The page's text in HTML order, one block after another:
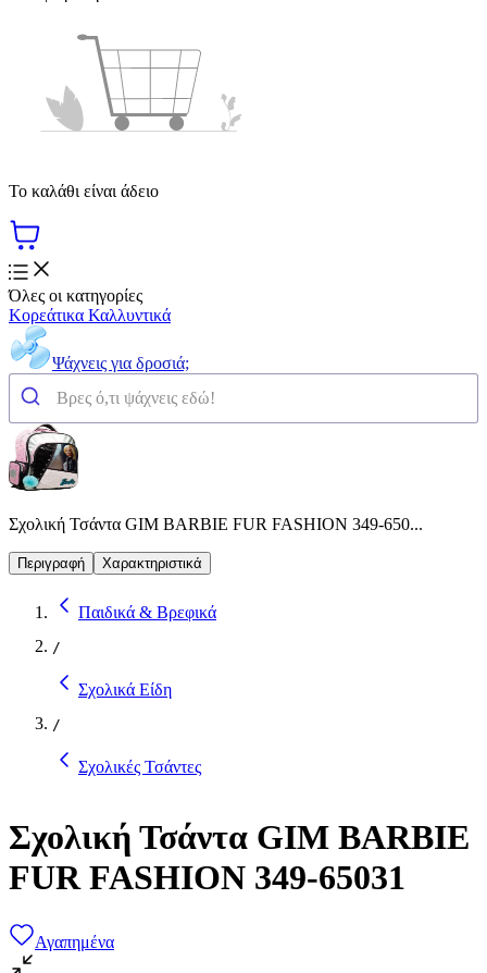
Το καλάθι είναι άδειο
Όλες οι κατηγορίες
Κορεάτικα Καλλυντικά
Ψάχνεις για δροσιά;
Σχολική Τσάντα GIM BARBIE FUR FASHION 349-650...
Περιγραφή Χαρακτηριστικά
Παιδικά & Βρεφικά
/
Σχολικά Είδη
/
Σχολικές Τσάντες
Σχολική Τσάντα GIM BARBIE
FUR FASHION 349-65031
Αγαπημένα